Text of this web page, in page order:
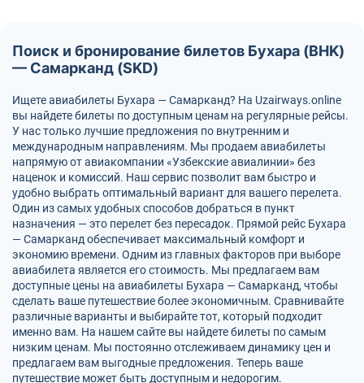
Поиск и бронирование билетов Бухара (BHK)
— Самарканд (SKD)
Ищете авиабилеты Бухара — Самарканд? На Uzairways.online
вы найдете билеты по доступным ценам на регулярные рейсы.
У нас только лучшие предложения по внутренним и
международным направлениям. Мы продаем авиабилеты
напрямую от авиакомпании «Узбекские авиалинии» без
наценок и комиссий. Наш сервис позволит вам быстро и
удобно выбрать оптимальный вариант для вашего перелета.
Один из самых удобных способов добраться в пункт
назначения — это перелет без пересадок. Прямой рейс Бухара
— Самарканд обеспечивает максимальный комфорт и
экономию времени. Одним из главных факторов при выборе
авиабилета является его стоимость. Мы предлагаем вам
доступные цены на авиабилеты Бухара — Самарканд, чтобы
сделать ваше путешествие более экономичным. Сравнивайте
различные варианты и выбирайте тот, который подходит
именно вам. На нашем сайте вы найдете билеты по самым
низким ценам. Мы постоянно отслеживаем динамику цен и
предлагаем вам выгодные предложения. Теперь ваше
путешествие может быть доступным и недорогим.